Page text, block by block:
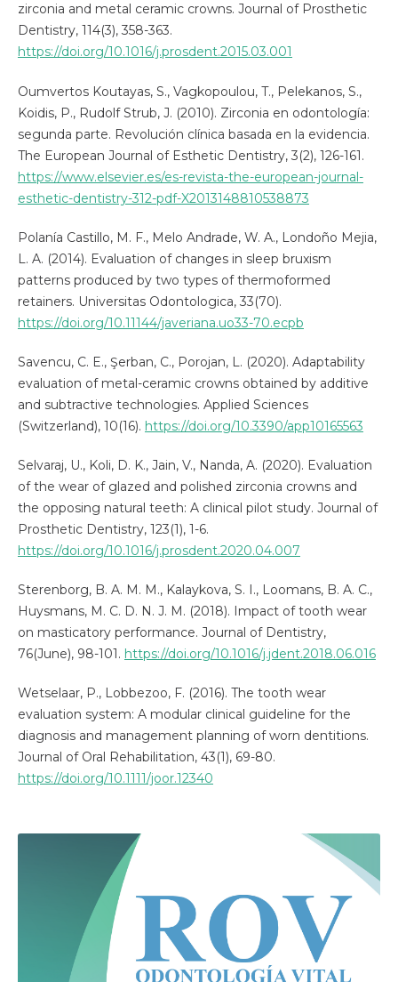
zirconia and metal ceramic crowns. Journal of Prosthetic
Dentistry, 114(3), 358-363.
https://doi.org/10.1016/j.prosdent.2015.03.001
Oumvertos Koutayas, S., Vagkopoulou, T., Pelekanos, S.,
Koidis, P., Rudolf Strub, J. (2010). Zirconia en odontología:
segunda parte. Revolución clínica basada en la evidencia.
The European Journal of Esthetic Dentistry, 3(2), 126-161.
https://www.elsevier.es/es-revista-the-european-journal-
esthetic-dentistry-312-pdf-X2013148810538873
Polanía Castillo, M. F., Melo Andrade, W. A., Londoño Mejia,
L. A. (2014). Evaluation of changes in sleep bruxism
patterns produced by two types of thermoformed
retainers. Universitas Odontologica, 33(70).
https://doi.org/10.11144/javeriana.uo33-70.ecpb
Savencu, C. E., Şerban, C., Porojan, L. (2020). Adaptability
evaluation of metal-ceramic crowns obtained by additive
and subtractive technologies. Applied Sciences
(Switzerland), 10(16). https://doi.org/10.3390/app10165563
Selvaraj, U., Koli, D. K., Jain, V., Nanda, A. (2020). Evaluation
of the wear of glazed and polished zirconia crowns and
the opposing natural teeth: A clinical pilot study. Journal of
Prosthetic Dentistry, 123(1), 1-6.
https://doi.org/10.1016/j.prosdent.2020.04.007
Sterenborg, B. A. M. M., Kalaykova, S. I., Loomans, B. A. C.,
Huysmans, M. C. D. N. J. M. (2018). Impact of tooth wear
on masticatory performance. Journal of Dentistry,
76(June), 98-101. https://doi.org/10.1016/j.jdent.2018.06.016
Wetselaar, P., Lobbezoo, F. (2016). The tooth wear
evaluation system: A modular clinical guideline for the
diagnosis and management planning of worn dentitions.
Journal of Oral Rehabilitation, 43(1), 69-80.
https://doi.org/10.1111/joor.12340